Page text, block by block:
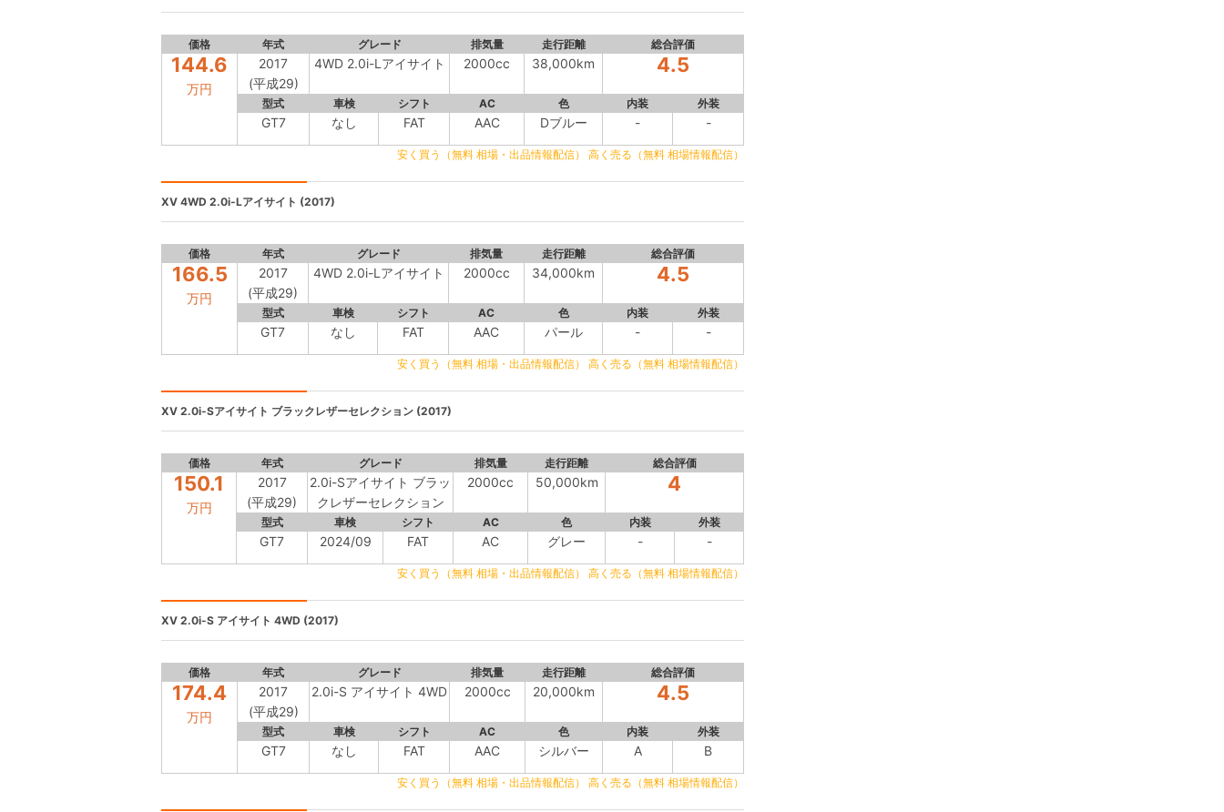
価格 年式 グレード 排気量 走行距離 総合評価
144.6
万円
2017
(平成29)
4WD 2.0i-Lアイサイト 2000cc 38,000km 4.5
型式 車検 シフト AC 色 内装 外装
GT7 なし FAT AAC Dブルー - -
安く買う（無料 相場・出品情報配信） 高く売る（無料 相場情報配信）
XV 4WD 2.0i-Lアイサイト (2017)
価格 年式 グレード 排気量 走行距離 総合評価
166.5
万円
2017
(平成29)
4WD 2.0i-Lアイサイト 2000cc 34,000km 4.5
型式 車検 シフト AC 色 内装 外装
GT7 なし FAT AAC パール - -
安く買う（無料 相場・出品情報配信） 高く売る（無料 相場情報配信）
XV 2.0i-Sアイサイト ブラックレザーセレクション (2017)
価格 年式 グレード 排気量 走行距離 総合評価
150.1
万円
2017
(平成29)
2.0i-Sアイサイト ブラッ
クレザーセレクション
2000cc 50,000km 4
型式 車検 シフト AC 色 内装 外装
GT7 2024/09 FAT AC グレー - -
安く買う（無料 相場・出品情報配信） 高く売る（無料 相場情報配信）
XV 2.0i-S アイサイト 4WD (2017)
価格 年式 グレード 排気量 走行距離 総合評価
174.4
万円
2017
(平成29)
2.0i-S アイサイト 4WD 2000cc 20,000km 4.5
型式 車検 シフト AC 色 内装 外装
GT7 なし FAT AAC シルバー A B
安く買う（無料 相場・出品情報配信） 高く売る（無料 相場情報配信）